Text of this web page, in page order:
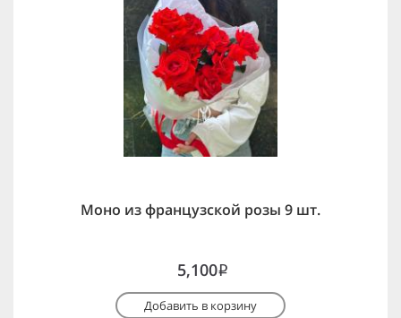
Моно из французской розы 9 шт.
5,100i
Добавить в корзину